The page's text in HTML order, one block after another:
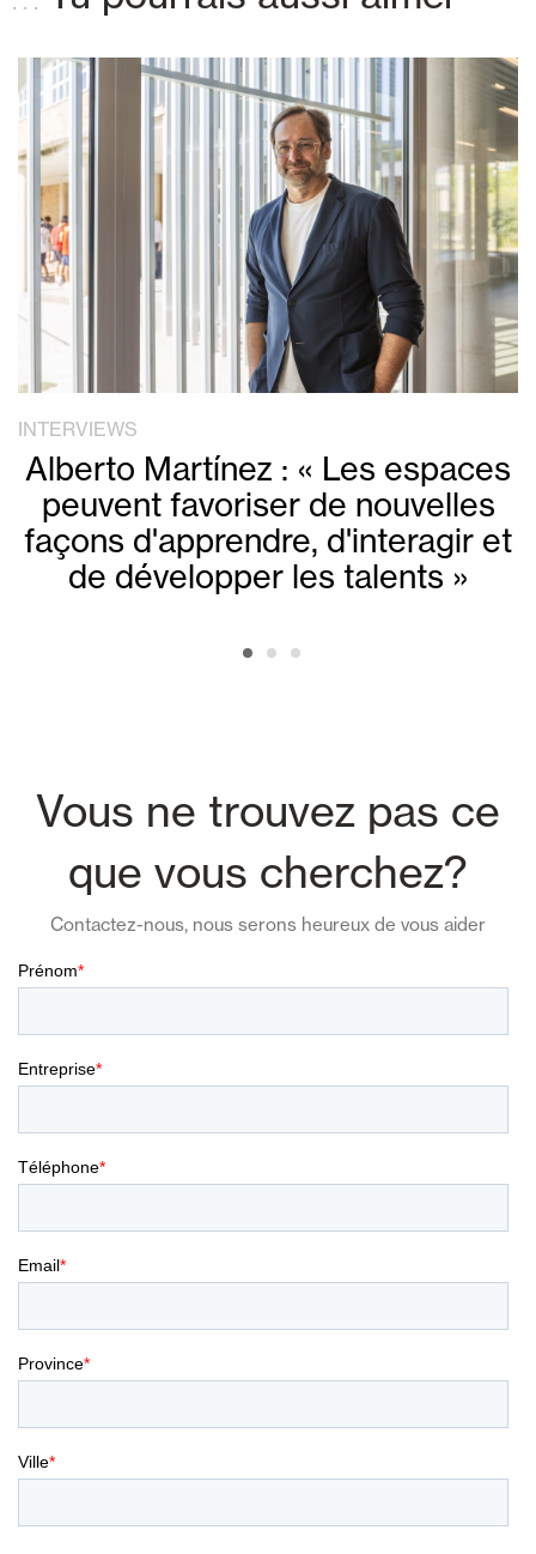
INTERVIEWS
Alberto Martínez : « Les espaces
peuvent favoriser de nouvelles
façons d'apprendre, d'interagir et
de développer les talents »
Vous ne trouvez pas ce
que vous cherchez?
Contactez-nous, nous serons heureux de vous aider